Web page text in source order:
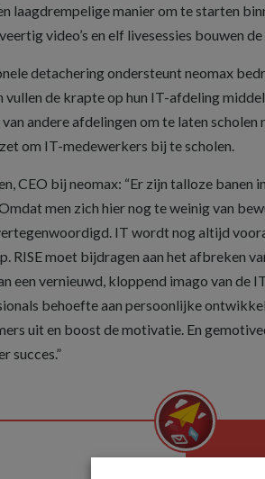
laagdrempelige manier om te starten
video’s en elf livesessies bouwen
detachering ondersteunt neomax
vullen de krapte op hun IT-afdeling
andere afdelingen om te laten
om IT-medewerkers bij te scholen.
CEO bij neomax: “Er zijn talloze banen
men zich hier nog te weinig van
IT wordt nog altijd
RISE moet bijdragen aan het afbreken
een vernieuwd, kloppend imago van de
behoefte aan persoonlijke
uit en boost de motivatie. En
succes.”